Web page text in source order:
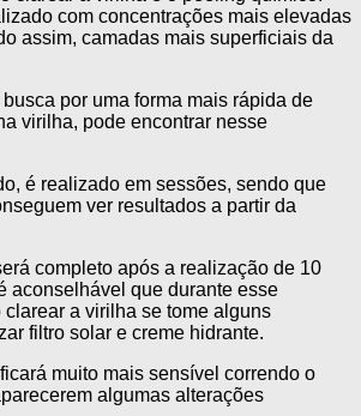
com concentrações mais elevadas
assim, camadas mais superficiais da
por uma forma mais rápida de
virilha, pode encontrar nesse
é realizado em sessões, sendo que
ver resultados a partir da
completo após a realização de 10
aconselhável que durante esse
clarear a virilha se tome alguns
filtro solar e creme hidrante.
muito mais sensível correndo o
algumas alterações